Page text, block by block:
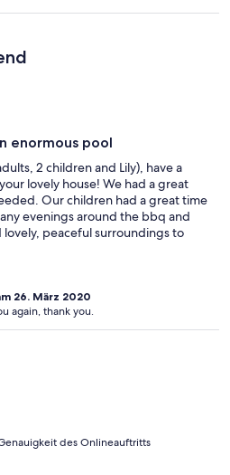
enormous pool
2 children and Lily), have a
lovely house! We had a great
Our children had a great time
evenings around the bbq and
peaceful surroundings to
26. März 2020
again, thank you.
des Onlineauftritts